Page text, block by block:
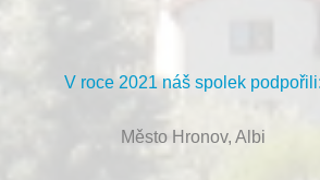
V roce 2021 náš spolek podpořili:
Město Hronov, Albi